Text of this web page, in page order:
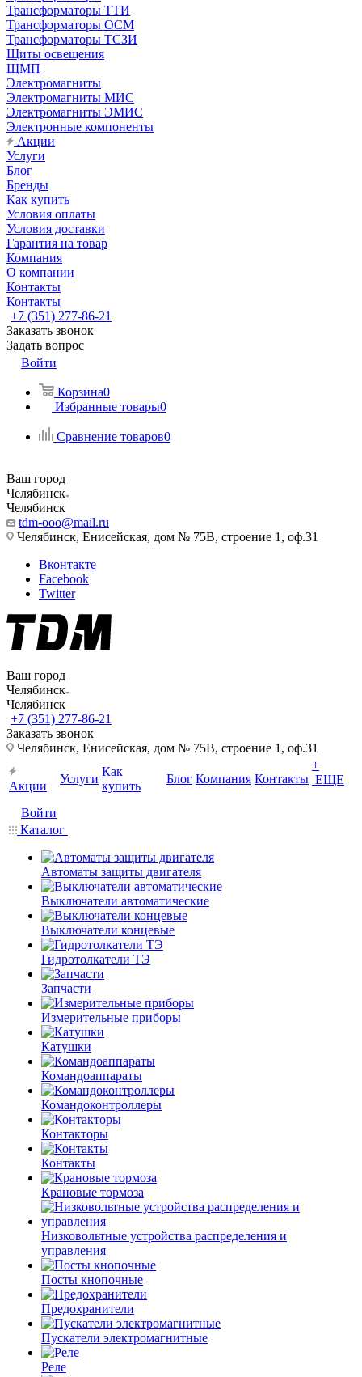
Трансформаторы ТТИ
Трансформаторы ОСМ
Трансформаторы ТСЗИ
Щиты освещения
ЩМП
Электромагниты
Электромагниты МИС
Электромагниты ЭМИС
Электронные компоненты
Акции
Услуги
Блог
Бренды
Как купить
Условия оплаты
Условия доставки
Гарантия на товар
Компания
О компании
Контакты
Контакты
+7 (351) 277-86-21
Заказать звонок
Задать вопрос
Войти
Корзина0
Избранные товары0
Сравнение товаров0
Ваш город
Челябинск
Челябинск
tdm-ooo@mail.ru
Челябинск, Енисейская, дом № 75В, строение 1, оф.31
Вконтакте
Facebook
Twitter
Ваш город
Челябинск
Челябинск
+7 (351) 277-86-21
Заказать звонок
Челябинск, Енисейская, дом № 75В, строение 1, оф.31
Акции
Услуги
Как
купить
Блог Компания Контакты
+
ЕЩЕ
Войти
Каталог
Автоматы защиты двигателя
Выключатели автоматические
Выключатели концевые
Гидротолкатели ТЭ
Запчасти
Измерительные приборы
Катушки
Командоаппараты
Командоконтроллеры
Контакторы
Контакты
Крановые тормоза
Низковольтные устройства распределения и
управления
Посты кнопочные
Предохранители
Пускатели электромагнитные
Реле